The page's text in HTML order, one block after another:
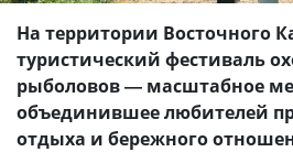
На территории Восточного
туристический фестиваль
рыболовов — масштабное
объединившее любителей
отдыха и бережного